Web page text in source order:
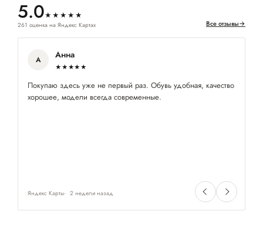
5.0★★★★★
261 оценка на Яндекс Картах Все отзывы→
А Анна
★★★★★
Покупаю здесь уже не первый раз. Обувь удобная, качество
хорошее, модели всегда современные.
Яндекс Карты 2 недели назад